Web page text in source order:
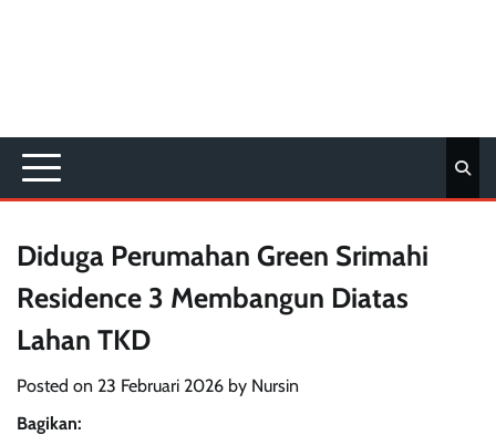
‎Diduga Perumahan Green Srimahi
Residence 3 Membangun Diatas
Lahan TKD
Posted on 23 Februari 2026 by Nursin
Bagikan: